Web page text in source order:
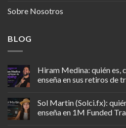
Sobre Nosotros
BLOG
Hiram Medina: quién es,
enseña en sus retiros de
Sol Martin (Solci.fx):
enseña en 1M Funded